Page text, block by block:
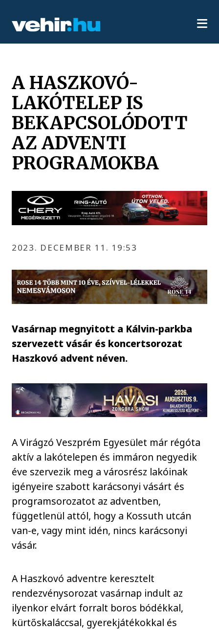
A HASZKOVÓ-
LAKÓTELEP IS
BEKAPCSOLÓDOTT
AZ ADVENTI
PROGRAMOKBA
2023. DECEMBER 11. 19:53
Vasárnap megnyitott a Kálvin-parkba
szervezett vásár és koncertsorozat
Haszkovó advent néven.
A Virágzó Veszprém Egyesület már régóta
aktív a lakótelepen és immáron negyedik
éve szervezik meg a városrész lakóinak
igényeire szabott karácsonyi vásárt és
programsorozatot az adventben,
függetlenül attól, hogy a Kossuth utcán
van-e, vagy mint idén, nincs karácsonyi
vásár.
A Haszkovó adventre keresztelt
rendezvénysorozat vasárnap indult az
ilyenkor elvárt forralt boros bódékkal,
kürtőskaláccsal, gyerekjátékokkal és